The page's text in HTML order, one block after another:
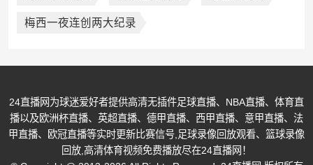
梅西一夜连创两大纪录
24直播网为球迷爱好者提供高清无插件足球直播、NBA直播、体育直
播以及欧洲杯直播、英超直播、德甲直播、西甲直播、意甲直播、法
甲直播、欧冠直播等实时更新比赛信号,足球录像回放观看、篮球录像
回放,高清体育视频免费播放尽在24直播网！